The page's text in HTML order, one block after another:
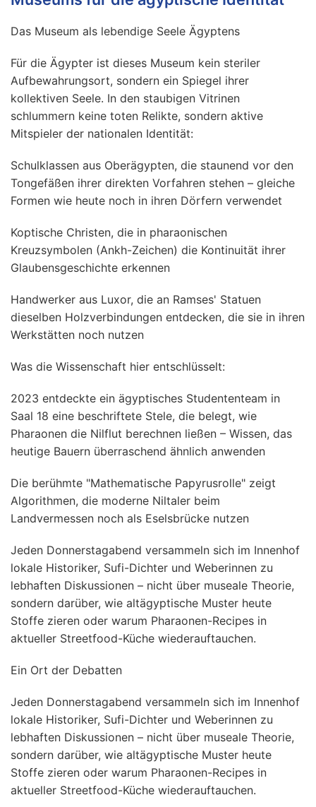
Das Museum als lebendige Seele Ägyptens
Für die Ägypter ist dieses Museum kein steriler
Aufbewahrungsort, sondern ein Spiegel ihrer
kollektiven Seele. In den staubigen Vitrinen
schlummern keine toten Relikte, sondern aktive
Mitspieler der nationalen Identität:
Schulklassen aus Oberägypten, die staunend vor den
Tongefäßen ihrer direkten Vorfahren stehen – gleiche
Formen wie heute noch in ihren Dörfern verwendet
Koptische Christen, die in pharaonischen
Kreuzsymbolen (Ankh-Zeichen) die Kontinuität ihrer
Glaubensgeschichte erkennen
Handwerker aus Luxor, die an Ramses' Statuen
dieselben Holzverbindungen entdecken, die sie in ihren
Werkstätten noch nutzen
Was die Wissenschaft hier entschlüsselt:
2023 entdeckte ein ägyptisches Studententeam in
Saal 18 eine beschriftete Stele, die belegt, wie
Pharaonen die Nilflut berechnen ließen – Wissen, das
heutige Bauern überraschend ähnlich anwenden
Die berühmte "Mathematische Papyrusrolle" zeigt
Algorithmen, die moderne Niltaler beim
Landvermessen noch als Eselsbrücke nutzen
Jeden Donnerstagabend versammeln sich im Innenhof
lokale Historiker, Sufi-Dichter und Weberinnen zu
lebhaften Diskussionen – nicht über museale Theorie,
sondern darüber, wie altägyptische Muster heute
Stoffe zieren oder warum Pharaonen-Recipes in
aktueller Streetfood-Küche wiederauftauchen.
Ein Ort der Debatten
Jeden Donnerstagabend versammeln sich im Innenhof
lokale Historiker, Sufi-Dichter und Weberinnen zu
lebhaften Diskussionen – nicht über museale Theorie,
sondern darüber, wie altägyptische Muster heute
Stoffe zieren oder warum Pharaonen-Recipes in
aktueller Streetfood-Küche wiederauftauchen.